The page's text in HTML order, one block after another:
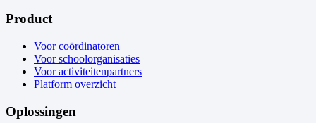
Product
Voor coördinatoren
Voor schoolorganisaties
Voor activiteitenpartners
Platform overzicht
Oplossingen